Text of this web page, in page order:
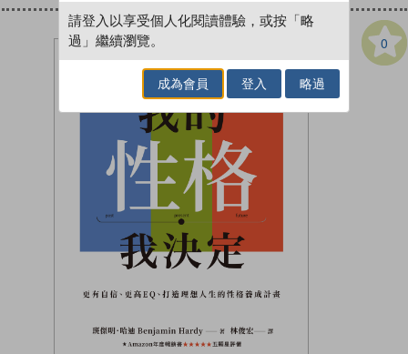
0
請登入以享受個人化閱讀體驗，或按「略
過」繼續瀏覽。
成為會員 登入 略過